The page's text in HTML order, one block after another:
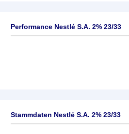
Performance Nestlé S.A. 2% 23/33
Stammdaten Nestlé S.A. 2% 23/33